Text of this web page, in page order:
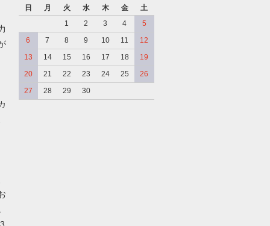
日
月 火 水 木 金
土
1
2 3 4
5
6
7 8 9 10 11
12
13
14 15 16 17 18
19
20
21 22 23 24 25
26
27
28 29 30